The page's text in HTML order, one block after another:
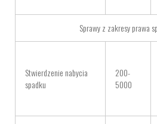
Sprawy z zakresy prawa
Stwierdzenie nabycia
spadku
200-
5000